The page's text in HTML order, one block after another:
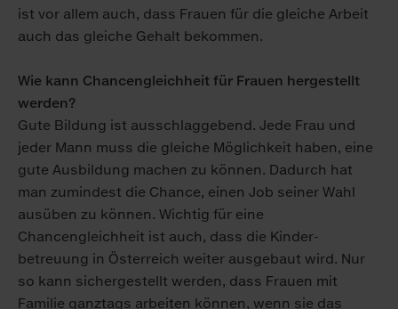
ist vor allem auch, dass Frauen für die gleiche Arbeit
auch das gleiche Ge­halt bekommen.
Wie kann Chancengleichheit für Frauen hergestellt
werden?
Gute Bildung ist aus­schlag­gebend. Jede Frau und
jeder Mann muss die gleiche Möglichkeit haben, eine
gute Ausbildung machen zu können. Dadurch hat
man zumindest die Chance, einen Job seiner Wahl
ausüben zu können. Wichtig für eine
Chancengleichheit ist auch, dass die Kinder­
betreuung in Österreich weiter aus­gebaut wird. Nur
so kann sicher­gestellt werden, dass Frauen mit
Familie ganztags arbeiten können, wenn sie das